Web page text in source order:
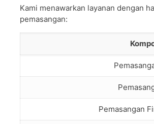
Kami menawarkan layanan dengan
pemasangan:
Pemasangan